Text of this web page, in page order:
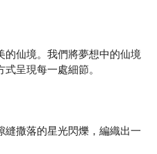
仙境。我們將夢想中的仙境
呈現每一處細節。
撒落的星光閃爍，編織出一